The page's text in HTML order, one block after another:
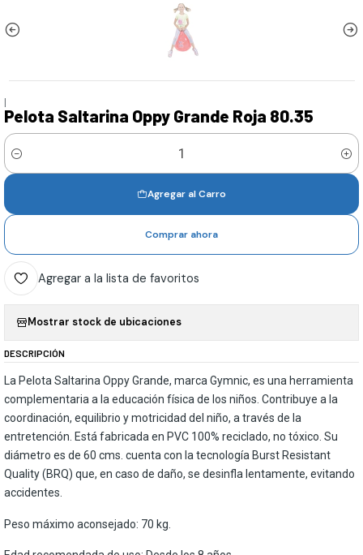
|
Pelota Saltarina Oppy Grande Roja 80.35
Cantidad
Agregar al Carro
Comprar ahora
Agregar a la lista de favoritos
Mostrar stock de ubicaciones
DESCRIPCIÓN
La Pelota Saltarina Oppy Grande, marca Gymnic, es una herramienta
complementaria a la educación física de los niños. Contribuye a la
coordinación, equilibrio y motricidad del niño, a través de la
entretención. Está fabricada en PVC 100% reciclado, no tóxico. Su
diámetro es de 60 cms. cuenta con la tecnología Burst Resistant
Quality (BRQ) que, en caso de daño, se desinfla lentamente, evitando
accidentes.
Peso máximo aconsejado: 70 kg.